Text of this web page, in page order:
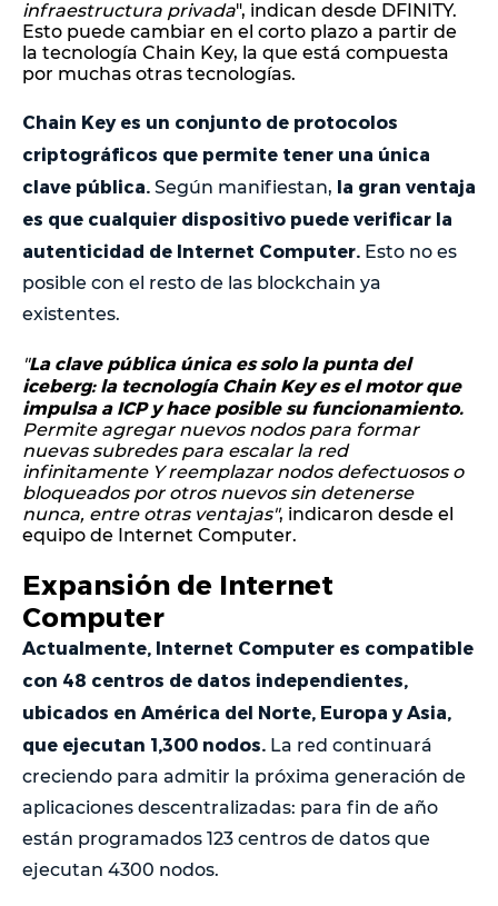
infraestructura privada", indican desde DFINITY.
Esto puede cambiar en el corto plazo a partir de
la tecnología Chain Key, la que está compuesta
por muchas otras tecnologías.
Chain Key es un conjunto de protocolos
criptográficos que permite tener una única
clave pública. Según manifiestan, la gran ventaja
es que cualquier dispositivo puede verificar la
autenticidad de Internet Computer. Esto no es
posible con el resto de las blockchain ya
existentes.
"La clave pública única es solo la punta del
iceberg: la tecnología Chain Key es el motor que
impulsa a ICP y hace posible su funcionamiento.
Permite agregar nuevos nodos para formar
nuevas subredes para escalar la red
infinitamente Y reemplazar nodos defectuosos o
bloqueados por otros nuevos sin detenerse
nunca, entre otras ventajas", indicaron desde el
equipo de Internet Computer.
Expansión de Internet
Computer
Actualmente, Internet Computer es compatible
con 48 centros de datos independientes,
ubicados en América del Norte, Europa y Asia,
que ejecutan 1,300 nodos. La red continuará
creciendo para admitir la próxima generación de
aplicaciones descentralizadas: para fin de año
están programados 123 centros de datos que
ejecutan 4300 nodos.